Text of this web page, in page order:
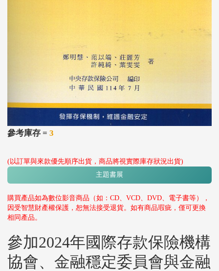
參考庫存 = 3
(以訂單與來款優先順序出貨，商品將視實際庫存狀況出貨)
主題書展
購買產品如為數位影音商品（如：CD、VCD、DVD、電子書等），
因受智慧財產權保護，恕無法接受退貨。如有商品瑕疵，僅可更換
相同產品。
參加2024年國際存款保險機構
協會、金融穩定委員會與金融